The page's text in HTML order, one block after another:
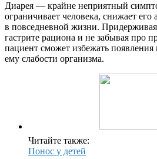
Диарея — крайне неприятный
ограничивает человека, снижает его
в повседневной жизни.
гастрите рациона и не забывая про
пациент сможет избежать
ему слабости организма.
Читайте также:
Понос у детей